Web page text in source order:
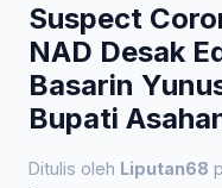
Suspect
NAD Desak
Basarin
Bupati
Ditulis oleh Liputan68